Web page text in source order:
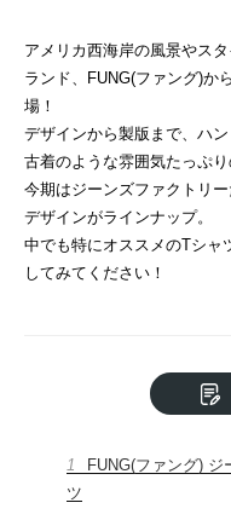
アメリカ西海岸の風景やス
ランド、FUNG(ファング)か
場！
デザインから製版まで、ハ
古着のような雰囲気たっぷり
今期はジーンズファクトリ
デザインがラインナップ。
中でも特にオススメのTシャ
してみてください！
1
FUNG(ファング)
ツ